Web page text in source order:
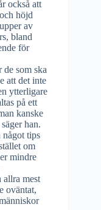
också att
höjd
av
bland
för
som ska
att det inte
ytterligare
på ett
kanske
han.
något tips
om
mindre
allra mest
oväntat,